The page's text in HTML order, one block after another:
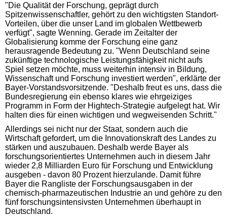
"Die Qualität der Forschung, geprägt durch
Spitzenwissenschaftler, gehört zu den wichtigsten Standort-
Vorteilen, über die unser Land im globalen Wettbewerb
verfügt", sagte Wenning. Gerade im Zeitalter der
Globalisierung komme der Forschung eine ganz
herausragende Bedeutung zu. "Wenn Deutschland seine
zukünftige technologische Leistungsfähigkeit nicht aufs
Spiel setzen möchte, muss weiterhin intensiv in Bildung,
Wissenschaft und Forschung investiert werden", erklärte der
Bayer-Vorstandsvorsitzende. "Deshalb freut es uns, dass die
Bundesregierung ein ebenso klares wie ehrgeiziges
Programm in Form der Hightech-Strategie aufgelegt hat. Wir
halten dies für einen wichtigen und wegweisenden Schritt."
Allerdings sei nicht nur der Staat, sondern auch die
Wirtschaft gefordert, um die Innovationskraft des Landes zu
stärken und auszubauen. Deshalb werde Bayer als
forschungsorientiertes Unternehmen auch in diesem Jahr
wieder 2,8 Milliarden Euro für Forschung und Entwicklung
ausgeben - davon 80 Prozent hierzulande. Damit führe
Bayer die Rangliste der Forschungsausgaben in der
chemisch-pharmazeutischen Industrie an und gehöre zu den
fünf forschungsintensivsten Unternehmen überhaupt in
Deutschland.